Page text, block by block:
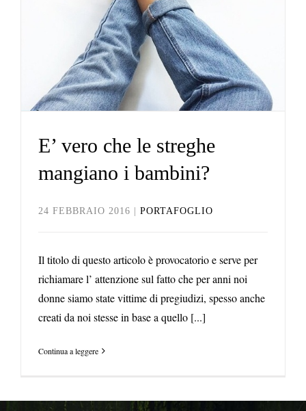
mangiano i bambini?
Portafoglio
E’ vero che le streghe
mangiano i bambini?
24 FEBBRAIO 2016 PORTAFOGLIO
Il titolo di questo articolo è provocatorio e serve per
richiamare l’ attenzione sul fatto che per anni noi
donne siamo state vittime di pregiudizi, spesso anche
creati da noi stesse in base a quello [...]
Continua a leggere